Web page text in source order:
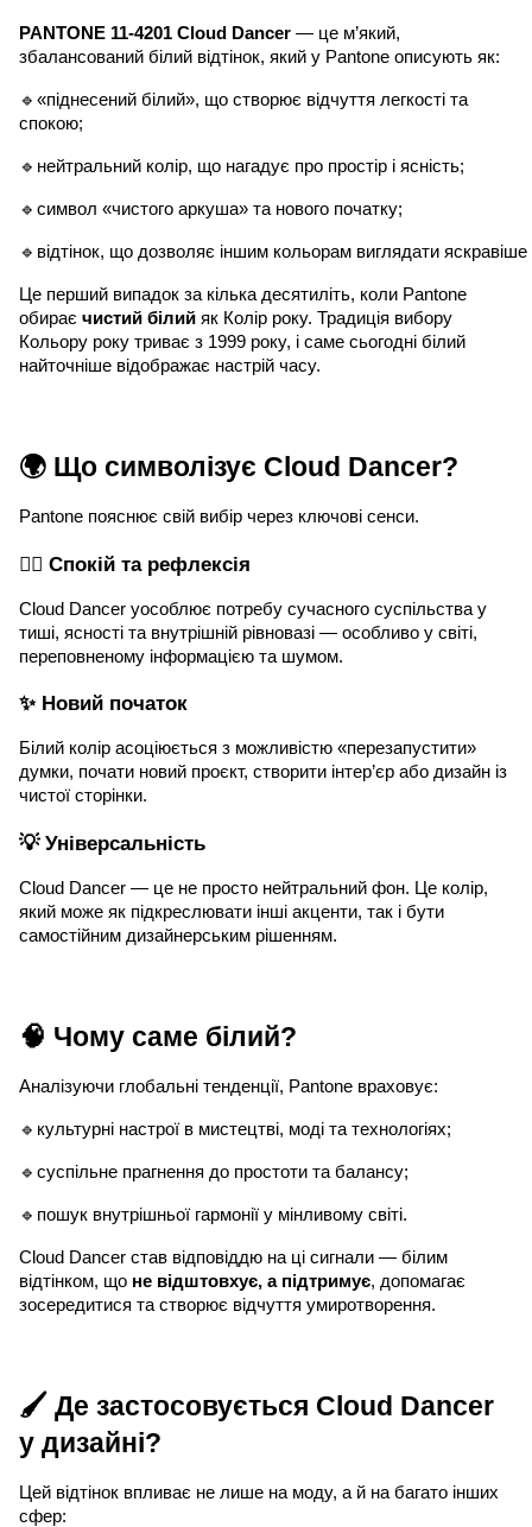
PANTONE 11-4201 Cloud Dancer — це м’який,
збалансований білий відтінок, який у Pantone описують як:
🔹«піднесений білий», що створює відчуття легкості та
спокою;
🔹нейтральний колір, що нагадує про простір і ясність;
🔹символ «чистого аркуша» та нового початку;
🔹відтінок, що дозволяє іншим кольорам виглядати яскравіше
Це перший випадок за кілька десятиліть, коли Pantone
обирає чистий білий як Колір року. Традиція вибору
Кольору року триває з 1999 року, і саме сьогодні білий
найточніше відображає настрій часу.
🌍 Що символізує Cloud Dancer?
Pantone пояснює свій вибір через ключові сенси.
🧘‍♀️ Спокій та рефлексія
Cloud Dancer уособлює потребу сучасного суспільства у
тиші, ясності та внутрішній рівновазі — особливо у світі,
переповненому інформацією та шумом.
✨ Новий початок
Білий колір асоціюється з можливістю «перезапустити»
думки, почати новий проєкт, створити інтер’єр або дизайн із
чистої сторінки.
💡 Універсальність
Cloud Dancer — це не просто нейтральний фон. Це колір,
який може як підкреслювати інші акценти, так і бути
самостійним дизайнерським рішенням.
🧠 Чому саме білий?
Аналізуючи глобальні тенденції, Pantone враховує:
🔹культурні настрої в мистецтві, моді та технологіях;
🔹суспільне прагнення до простоти та балансу;
🔹пошук внутрішньої гармонії у мінливому світі.
Cloud Dancer став відповіддю на ці сигнали — білим
відтінком, що не відштовхує, а підтримує, допомагає
зосередитися та створює відчуття умиротворення.
🖌 Де застосовується Cloud Dancer
у дизайні?
Цей відтінок впливає не лише на моду, а й на багато інших
сфер: